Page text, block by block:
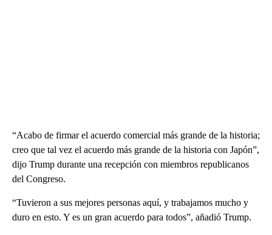
“Acabo de firmar el acuerdo comercial más grande de la historia;
creo que tal vez el acuerdo más grande de la historia con Japón”,
dijo Trump durante una recepción con miembros republicanos
del Congreso.
“Tuvieron a sus mejores personas aquí, y trabajamos mucho y
duro en esto. Y es un gran acuerdo para todos”, añadió Trump.